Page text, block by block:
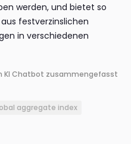
werden, und bietet so
festverzinslichen
in verschiedenen
KI Chatbot zusammengefasst
aggregate index